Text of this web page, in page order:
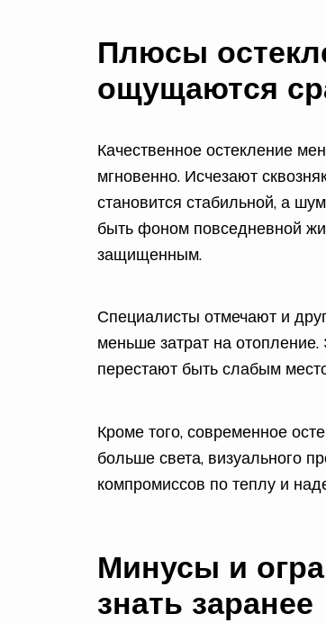
Плюсы
ощущаются
Качественное остекление
мгновенно. Исчезают
становится стабильной, а
быть фоном повседневной
защищенным.
Специалисты отмечают и
меньше затрат на
перестают быть слабым
Кроме того, современное
больше света, визуального
компромиссов по теплу и
Минусы и
знать заранее